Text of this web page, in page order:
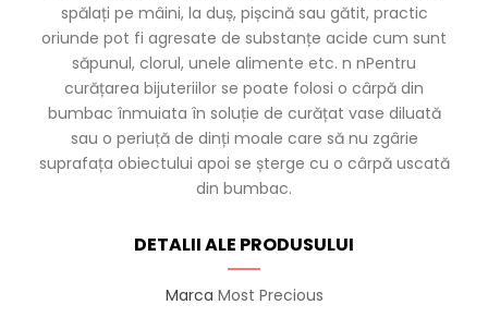
spălați pe mâini, la duș, pișcină sau gătit, practic
oriunde pot fi agresate de substanțe acide cum sunt
săpunul, clorul, unele alimente etc. n nPentru
curățarea bijuteriilor se poate folosi o cârpă din
bumbac înmuiata în soluție de curățat vase diluată
sau o periuță de dinți moale care să nu zgârie
suprafața obiectului apoi se șterge cu o cârpă uscată
din bumbac.
DETALII ALE PRODUSULUI
Marca Most Precious